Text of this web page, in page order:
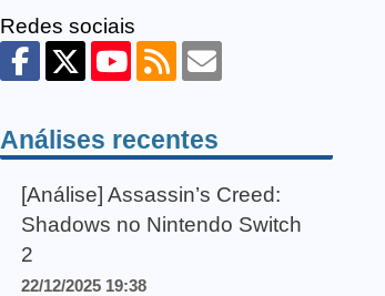
Redes sociais
Análises recentes
[Análise] Assassin’s Creed:
Shadows no Nintendo Switch
2
22/12/2025 19:38